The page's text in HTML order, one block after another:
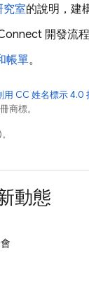
究室的說明，建
開發流
帳單。
用 CC 姓名標示 4.0
商標。
動態